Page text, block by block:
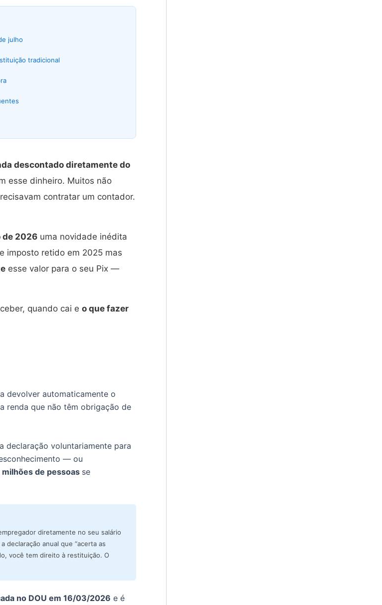
julho
tradicional
descontado diretamente do
esse dinheiro. Muitos não
contratar um contador.
de 2026 uma novidade inédita
imposto retido em 2025 mas
esse valor para o seu Pix —
quando cai e o que fazer
devolver automaticamente o
renda que não têm obrigação de
declaração voluntariamente para
— ou
milhões de pessoas se
diretamente no seu salário
declaração anual que “acerta as
você tem direito à restituição. O
no DOU em 16/03/2026 e é